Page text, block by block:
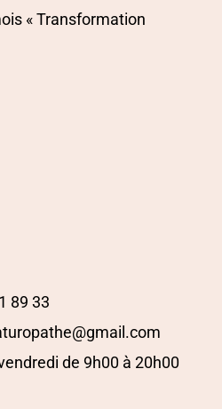
« Transformation
89 33
de 9h00 à 20h00